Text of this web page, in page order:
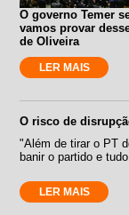
O governo Temer
vamos provar
de Oliveira
LER MAIS
O risco de
"Além de tirar o PT
banir o partido e
LER MAIS